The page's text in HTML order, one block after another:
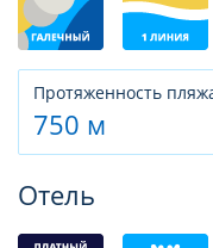
Протяженность
750 м
Отель